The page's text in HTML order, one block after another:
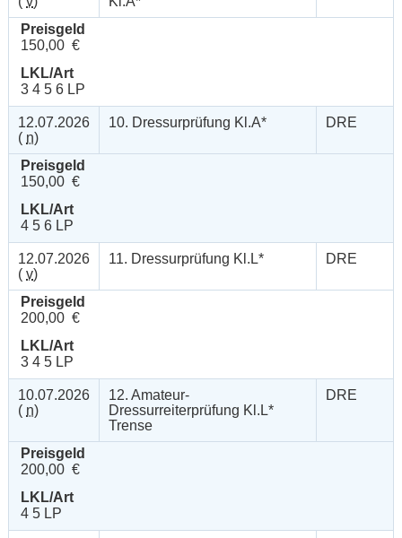
Preisgeld
150,00 €
LKL/Art
3 4 5 6 LP
12.07.2026
( n)
10. Dressurprüfung Kl.A* DRE
Preisgeld
150,00 €
LKL/Art
4 5 6 LP
12.07.2026
( v)
11. Dressurprüfung Kl.L* DRE
Preisgeld
200,00 €
LKL/Art
3 4 5 LP
10.07.2026
( n)
12. Amateur-
Dressurreiterprüfung Kl.L*
Trense
DRE
Preisgeld
200,00 €
LKL/Art
4 5 LP